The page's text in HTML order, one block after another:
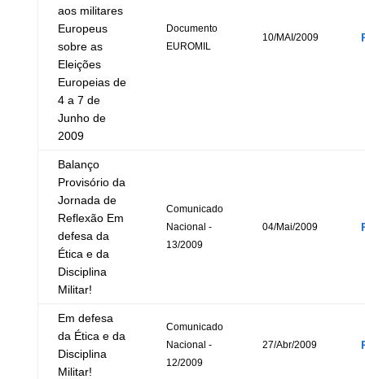
aos militares
Europeus
sobre as
Eleições
Europeias de
4 a 7 de
Junho de
2009
Documento
EUROMIL
10/MAI/2009
Balanço
Provisório da
Jornada de
Reflexão Em
defesa da
Ética e da
Disciplina
Militar!
Comunicado
Nacional -
13/2009
04/Mai/2009
Em defesa
da Ética e da
Disciplina
Militar!
Comunicado
Nacional -
12/2009
27/Abr/2009